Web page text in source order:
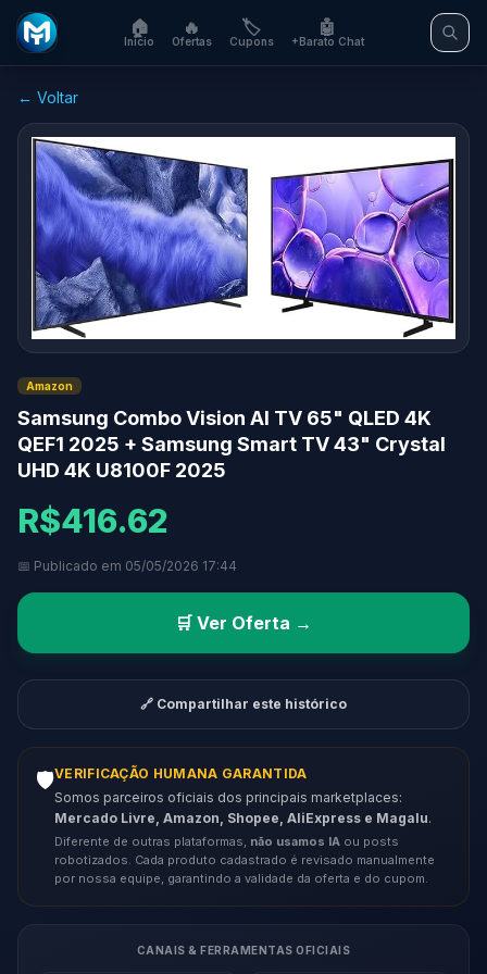
🏠
Início
🔥
Ofertas
🏷️
Cupons
🤖
+Barato Chat
← Voltar
Amazon
Samsung Combo Vision AI TV 65" QLED 4K
QEF1 2025 + Samsung Smart TV 43" Crystal
UHD 4K U8100F 2025
R$416.62
📅 Publicado em 05/05/2026 17:44
🛒 Ver Oferta →
🔗 Compartilhar este histórico
🛡️VERIFICAÇÃO HUMANA GARANTIDA
Somos parceiros oficiais dos principais marketplaces:
Mercado Livre, Amazon, Shopee, AliExpress e Magalu.
Diferente de outras plataformas, não usamos IA ou posts
robotizados. Cada produto cadastrado é revisado manualmente
por nossa equipe, garantindo a validade da oferta e do cupom.
CANAIS & FERRAMENTAS OFICIAIS